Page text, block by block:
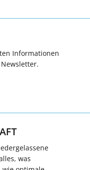
Informationen
was